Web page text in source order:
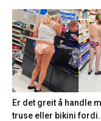
Er det greit å handle
truse eller bikini